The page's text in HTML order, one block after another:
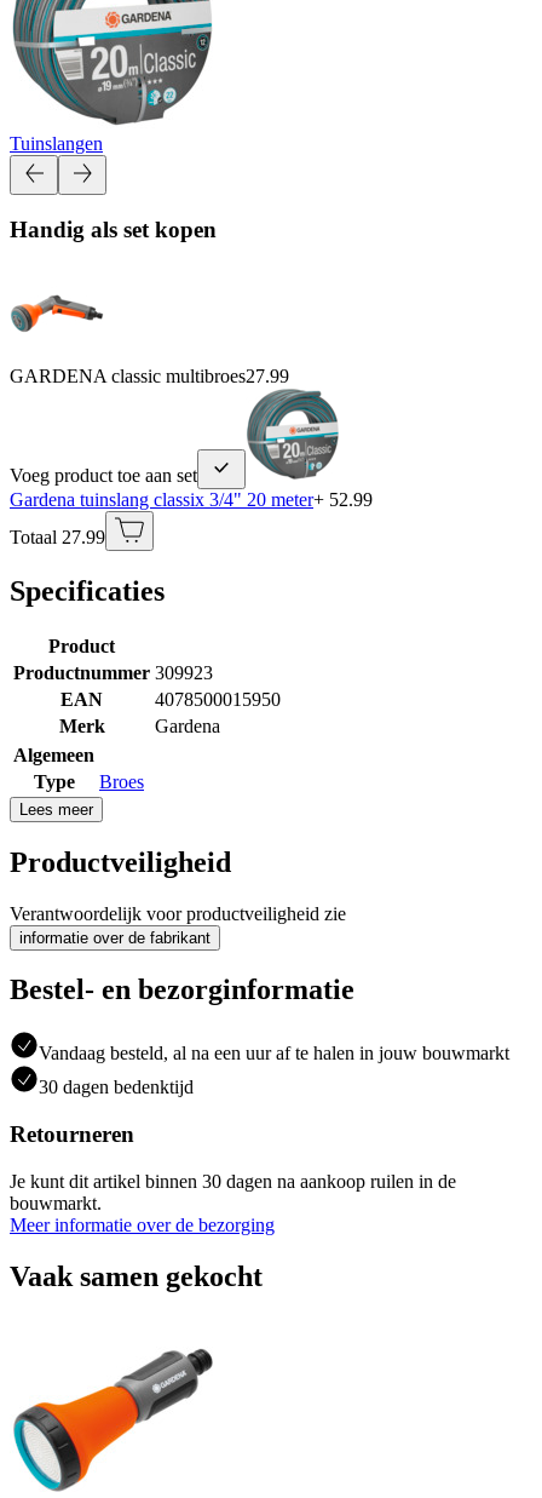
Tuinslangen
Handig als set kopen
GARDENA classic multibroes27.99
Voeg product toe aan set
Gardena tuinslang classix 3/4" 20 meter+ 52.99
Totaal 27.99
Specificaties
Product
Productnummer 309923
EAN
4078500015950
Merk
Gardena
Algemeen
Type
Broes
Lees meer
Productveiligheid
Verantwoordelijk voor productveiligheid zie
informatie over de fabrikant
Bestel- en bezorginformatie
Vandaag besteld, al na een uur af te halen in jouw bouwmarkt
30 dagen bedenktijd
Retourneren
Je kunt dit artikel binnen 30 dagen na aankoop ruilen in de
bouwmarkt.
Meer informatie over de bezorging
Vaak samen gekocht